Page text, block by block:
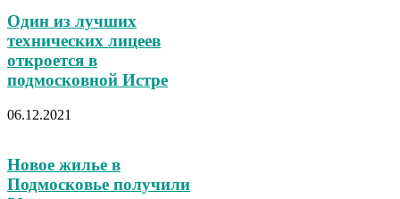
Один из лучших
технических лицеев
откроется в
подмосковной Истре
06.12.2021
Новое жилье в
Подмосковье получили